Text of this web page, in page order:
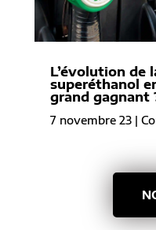
L’évolution de
superéthanol
grand gagnant
7 novembre 23|